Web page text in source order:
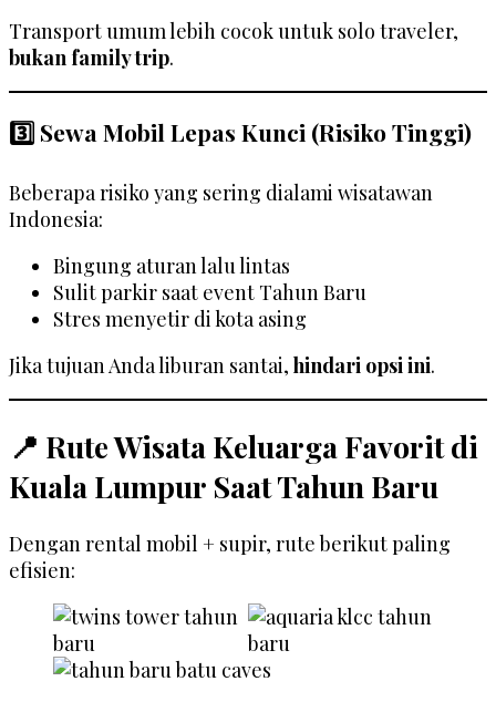
Transport umum lebih cocok untuk solo traveler,
bukan family trip.
3️⃣ Sewa Mobil Lepas Kunci (Risiko Tinggi)
Beberapa risiko yang sering dialami wisatawan
Indonesia:
Bingung aturan lalu lintas
Sulit parkir saat event Tahun Baru
Stres menyetir di kota asing
Jika tujuan Anda liburan santai, hindari opsi ini.
📍 Rute Wisata Keluarga Favorit di
Kuala Lumpur Saat Tahun Baru
Dengan rental mobil + supir, rute berikut paling
efisien: